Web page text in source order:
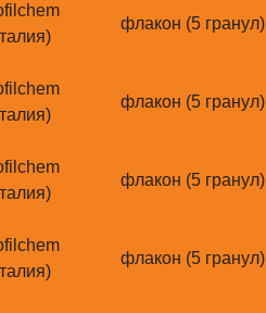
флакон (5 гранул)
флакон (5 гранул)
флакон (5 гранул)
флакон (5 гранул)